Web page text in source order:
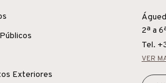
Exteriores
2ª a
Tel.
VER